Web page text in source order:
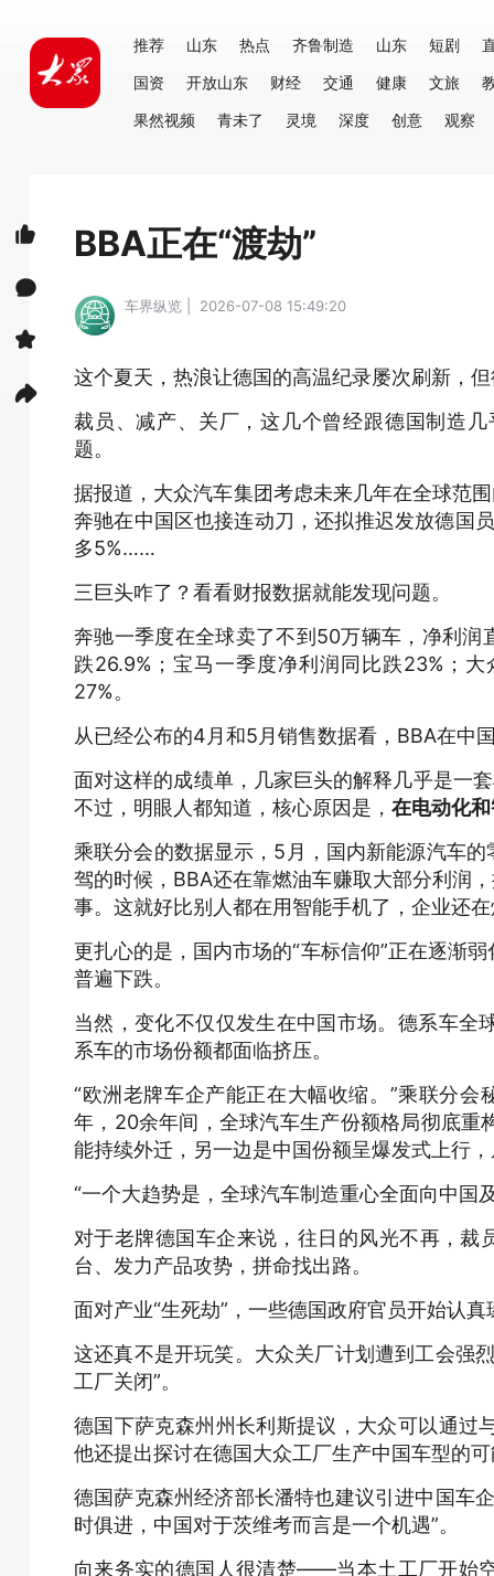
推荐 山东 热点 齐鲁制造 山东 短剧
国资
开放山东 财经 交通 健康 文旅
果然视频
青未了 灵境 深度 创意 观察
BBA正在“渡劫”
车界纵览 | 2026-07-08 15:49:20
这个夏天，热浪让德国的高温纪录屡次刷新，
裁员、减产、关厂，这几个曾经跟德国制造
题。
据报道，大众汽车集团考虑未来几年在全球范
奔驰在中国区也接连动刀，还拟推迟发放德国
多5%……
三巨头咋了？看看财报数据就能发现问题。
奔驰一季度在全球卖了不到50万辆车，净利润
跌26.9%；宝马一季度净利润同比跌23%；
27%。
从已经公布的4月和5月销售数据看，BBA在中
面对这样的成绩单，几家巨头的解释几乎是一
不过，明眼人都知道，核心原因是， 在电动化
乘联分会的数据显示，5月，国内新能源汽车
驾的时候，BBA还在靠燃油车赚取大部分利润
事。这就好比别人都在用智能手机了，企业还
更扎心的是，国内市场的“车标信仰”正在逐渐
普遍下跌。
当然，变化不仅仅发生在中国市场。德系车全
系车的市场份额都面临挤压。
“欧洲老牌车企产能正在大幅收缩。”乘联分
年，20余年间，全球汽车生产份额格局彻底重
能持续外迁，另一边是中国份额呈爆发式上行
“一个大趋势是，全球汽车制造重心全面向中国
对于老牌德国车企来说，往日的风光不再，裁
台、发力产品攻势，拼命找出路。
面对产业“生死劫”，一些德国政府官员开始认
这还真不是开玩笑。大众关厂计划遭到工会强
工厂关闭”。
德国下萨克森州州长利斯提议，大众可以通过
他还提出探讨在德国大众工厂生产中国车型的
德国萨克森州经济部长潘特也建议引进中国车
时俱进，中国对于茨维考而言是一个机遇”。
向来务实的德国人很清楚——当本土工厂开始